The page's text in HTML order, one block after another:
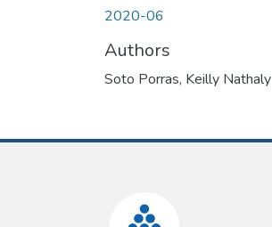
2020-06
Authors
Soto Porras, Keilly Nathaly